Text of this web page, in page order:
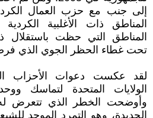
إلى جنب مع حزب العمال
المناطق ذات الأغلبية
المناطق التي حظت باستقلال
تحت غطاء الحظر الجوي الذي
لقد عكست دعوات الأحزاب
الولايات المتحدة لتماسك
وأوضحت الخطر الذي تتعرض
الجديدة، وهو التمرد الموحد